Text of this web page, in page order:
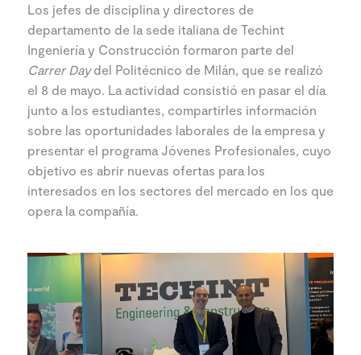
Los jefes de disciplina y directores de
departamento de la sede italiana de Techint
Ingeniería y Construcción formaron parte del
Carrer Daydel Politécnico de Milán, que se realizó
el 8 de mayo. La actividad consistió en pasar el día
junto a los estudiantes, compartirles información
sobre las oportunidades laborales de la empresa y
presentar el programa Jóvenes Profesionales, cuyo
objetivo es abrir nuevas ofertas para los
interesados en los sectores del mercado en los que
opera la compañía.